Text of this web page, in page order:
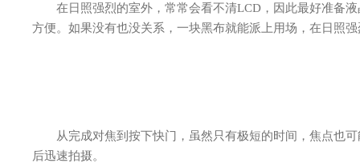
在日照强烈的室外，常常会看不清LCD，因此最好准备液
方便。如果没有也没关系，一块黑布就能派上用场，在日照
从完成对焦到按下快门，虽然只有极短的时间，焦点也可
后迅速拍摄。